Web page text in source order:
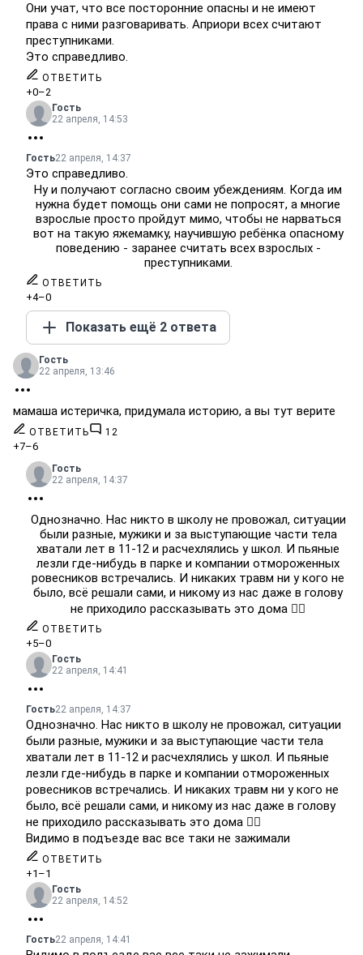
Они учат, что все посторонние опасны и не имеют
права с ними разговаривать. Априори всех считают
преступниками.
Это справедливо.
ОТВЕТИТЬ
+0–2
Гость
22 апреля, 14:53
Гость22 апреля, 14:37
Это справедливо.
Ну и получают согласно своим убеждениям. Когда им
нужна будет помощь они сами не попросят, а многие
взрослые просто пройдут мимо, чтобы не нарваться
вот на такую яжемамку, научившую ребёнка опасному
поведению - заранее считать всех взрослых -
преступниками.
ОТВЕТИТЬ
+4–0
Показать ещё 2 ответа
Гость
22 апреля, 13:46
мамаша истеричка, придумала историю, а вы тут верите
ОТВЕТИТЬ 12
+7–6
Гость
22 апреля, 14:37
Однозначно. Нас никто в школу не провожал, ситуации
были разные, мужики и за выступающие части тела
хватали лет в 11-12 и расчехлялись у школ. И пьяные
лезли где-нибудь в парке и компании отмороженных
ровесников встречались. И никаких травм ни у кого не
было, всё решали сами, и никому из нас даже в голову
не приходило рассказывать это дома 😵‍💫
ОТВЕТИТЬ
+5–0
Гость
22 апреля, 14:41
Гость22 апреля, 14:37
Однозначно. Нас никто в школу не провожал, ситуации
были разные, мужики и за выступающие части тела
хватали лет в 11-12 и расчехлялись у школ. И пьяные
лезли где-нибудь в парке и компании отмороженных
ровесников встречались. И никаких травм ни у кого не
было, всё решали сами, и никому из нас даже в голову
не приходило рассказывать это дома 😵‍💫
Видимо в подъезде вас все таки не зажимали
ОТВЕТИТЬ
+1 –1
Гость
22 апреля, 14:52
Гость22 апреля, 14:41